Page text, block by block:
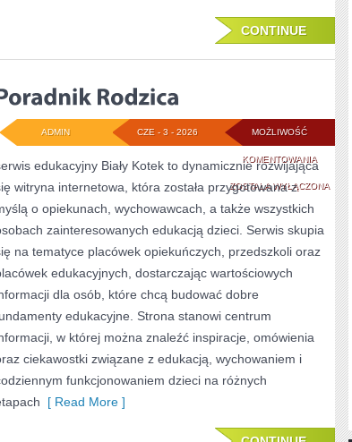
CONTINUE
MOŻLIWOŚĆ
KOMENTOWANIA
RODZICA
ZOSTAŁA WYŁĄCZONA
CZE - 3 - 2026
ADMIN
edukacyjny Biały Kotek to dynamicznie rozwijająca
witryna internetowa, która została przygotowana z
o opiekunach, wychowawcach, a także wszystkich
zainteresowanych edukacją dzieci. Serwis skupia
na tematyce placówek opiekuńczych, przedszkoli oraz
edukacyjnych, dostarczając wartościowych
dla osób, które chcą budować dobre
edukacyjne. Strona stanowi centrum
w której można znaleźć inspiracje, omówienia
ciekawostki związane z edukacją, wychowaniem i
funkcjonowaniem dzieci na różnych
[ Read More ]